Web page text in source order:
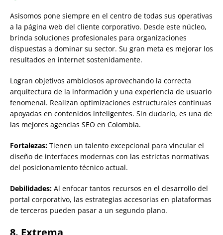
Asisomos pone siempre en el centro de todas sus operativas
a la página web del cliente corporativo. Desde este núcleo,
brinda soluciones profesionales para organizaciones
dispuestas a dominar su sector. Su gran meta es mejorar los
resultados en internet sostenidamente.
Logran objetivos ambiciosos aprovechando la correcta
arquitectura de la información y una experiencia de usuario
fenomenal. Realizan optimizaciones estructurales continuas
apoyadas en contenidos inteligentes. Sin dudarlo, es una de
las mejores agencias SEO en Colombia.
Fortalezas: Tienen un talento excepcional para vincular el
diseño de interfaces modernas con las estrictas normativas
del posicionamiento técnico actual.
Debilidades: Al enfocar tantos recursos en el desarrollo del
portal corporativo, las estrategias accesorias en plataformas
de terceros pueden pasar a un segundo plano.
8. Extrema